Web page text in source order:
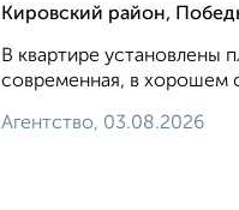
Кировский район,
В квартире установлены
современная, в хорошем
Агентство, 03.08.2026